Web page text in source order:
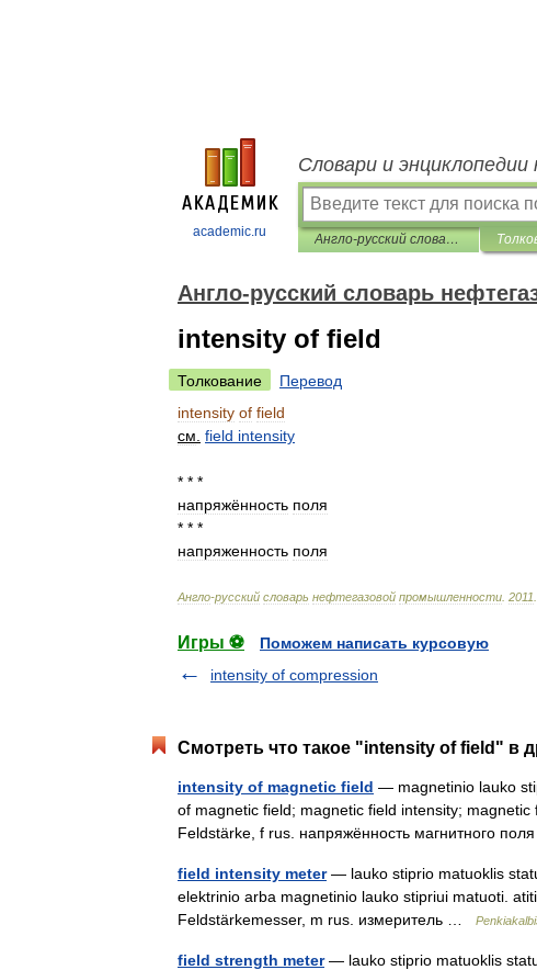
academic.ru
Словари и энциклопедии
Англо-русский словарь нефтегазовой промышленности
Англо-русский словарь
intensity of field
Толкование
Перевод
intensity of field
см field intensity
* * *
напряжённость поля
* * *
напряженность поля
Англо-русский словарь нефтегазовой промышленности 2011
Игры ⚽
Поможем написать курсовую
intensity of compression
Смотреть что такое "intensity of field" в
intensity of magnetic field — magnetinio lauko
of magnetic field; magnetic field intensity;
Feldstärke, f rus. напряжённость магнитного
field intensity meter— lauko stiprio matuoklis
elektrinio arba magnetinio lauko stipriui matuoti.
Feldstärkemesser, m rus. измеритель …
field strength meter— lauko stiprio matuoklis